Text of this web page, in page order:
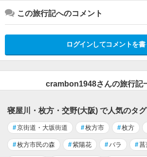
この旅行記へのコメント
ログインしてコメントを書
crambon1948さんの旅行記
寝屋川・枚方・交野(大阪) で人気のタグ
#京街道・大坂街道 #枚方市 #枚方
#枚方市民の森 #紫陽花 #バラ #菖